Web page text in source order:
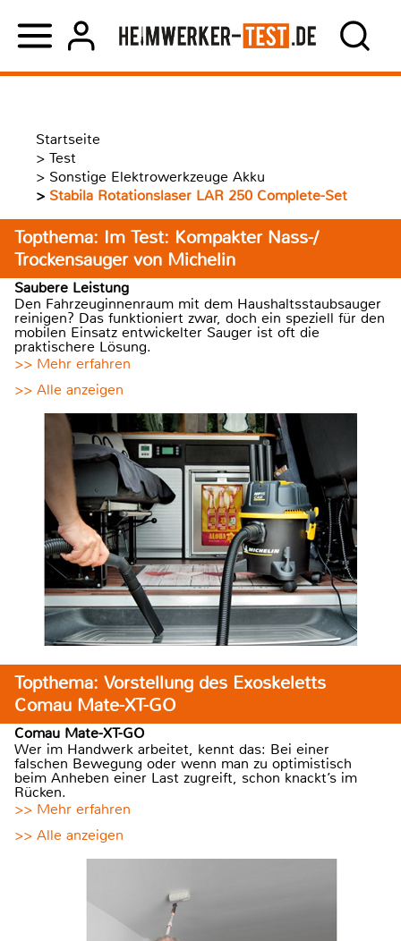
Startseite
> Test
> Sonstige Elektrowerkzeuge Akku
> Stabila Rotationslaser LAR 250 Complete-Set
Topthema: Im Test: Kompakter Nass-/
Trockensauger von Michelin
Saubere Leistung
Den Fahrzeuginnenraum mit dem Haushaltsstaubsauger
reinigen? Das funktioniert zwar, doch ein speziell für den
mobilen Einsatz entwickelter Sauger ist oft die
praktischere Lösung.
>> Mehr erfahren
>> Alle anzeigen
Topthema: Vorstellung des Exoskeletts
Comau Mate-XT-GO
Comau Mate-XT-GO
Wer im Handwerk arbeitet, kennt das: Bei einer
falschen Bewegung oder wenn man zu optimistisch
beim Anheben einer Last zugreift, schon knackt’s im
Rücken.
>> Mehr erfahren
>> Alle anzeigen